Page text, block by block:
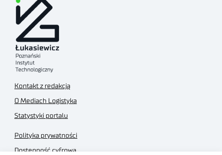
Kontakt z redakcją
O Mediach Logistyka
Statystyki portalu
Polityka prywatności
Dostępność cyfrowa